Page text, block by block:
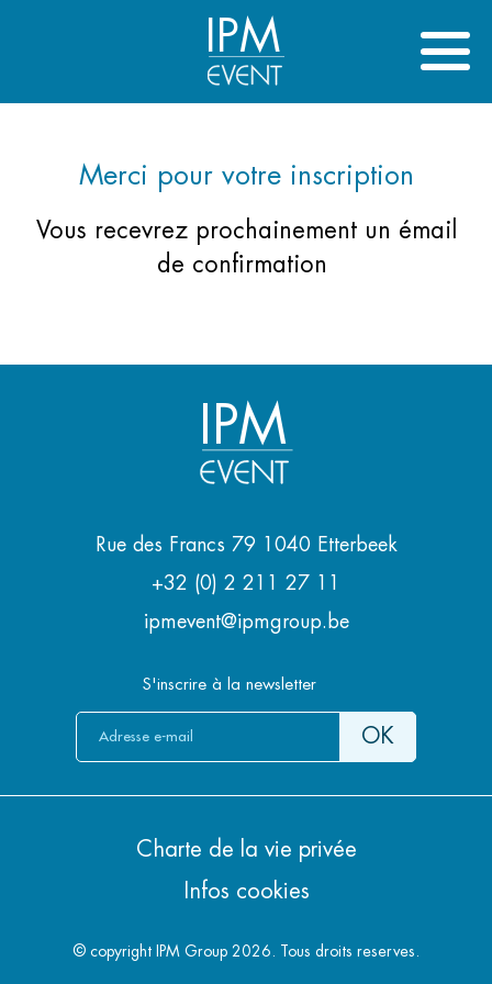
IPM
Merci pour votre inscription
Vous recevrez prochainement un émail
de confirmation
IPM
Rue des Francs 79 1040 Etterbeek
+32 (0) 2 211 27 11
ipmevent@ipmgroup.be
S'inscrire à la newsletter
Charte de la vie privée
Infos cookies
© copyright IPM Group 2026. Tous droits reserves.